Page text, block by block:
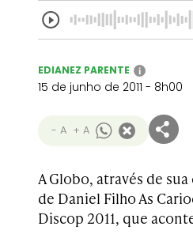
EDIANEZ PARENTE i
15 de junho de 2011 - 8h00
- A + A
A Globo, através de
de Daniel Filho As
Discop 2011, que